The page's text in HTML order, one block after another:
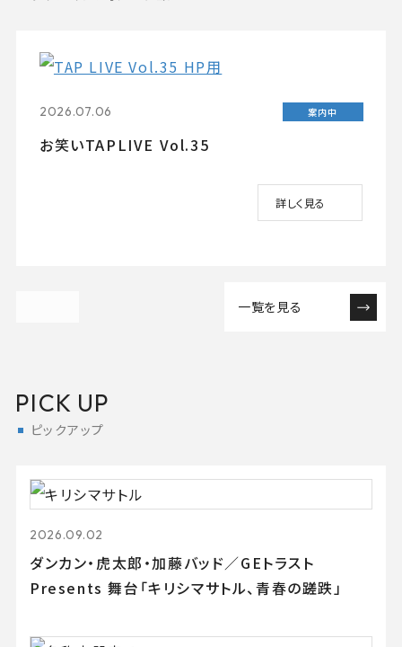
2026.07.06 案内中
お笑いTAPLIVE Vol.35
詳しく見る
一覧を見る
PICK UP
ピックアップ
2026.09.02
ダンカン・虎太郎・加藤バッド／GEトラスト
Presents 舞台「キリシマサトル、青春の蹉跌」